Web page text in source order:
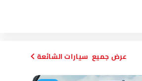
سيارات الشائعة